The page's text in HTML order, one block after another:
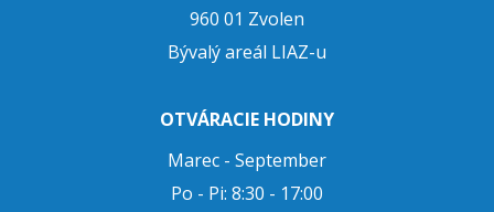
960 01 Zvolen
Bývalý areál LIAZ-u
OTVÁRACIE HODINY
Marec - September
Po - Pi: 8:30 - 17:00